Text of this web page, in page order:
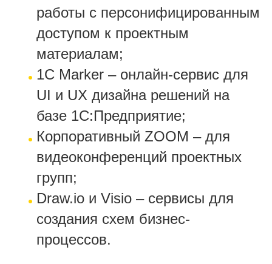
работы с персонифицированным
доступом к проектным
материалам;
1C Marker – онлайн-сервис для
UI и UX дизайна решений на
базе 1С:Предприятие;
Корпоративный ZOOM – для
видеоконференций проектных
групп;
Draw.io и Visio – сервисы для
создания схем бизнес-
процессов.